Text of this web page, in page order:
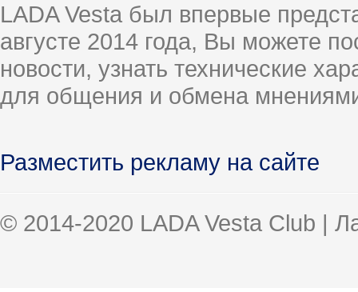
LADA Vesta был впервые
августе 2014 года, Вы можете
новости, узнать технические
для общения и обмена
Разместить рекламу на сайте
© 2014-2020 LADA Vesta Club |